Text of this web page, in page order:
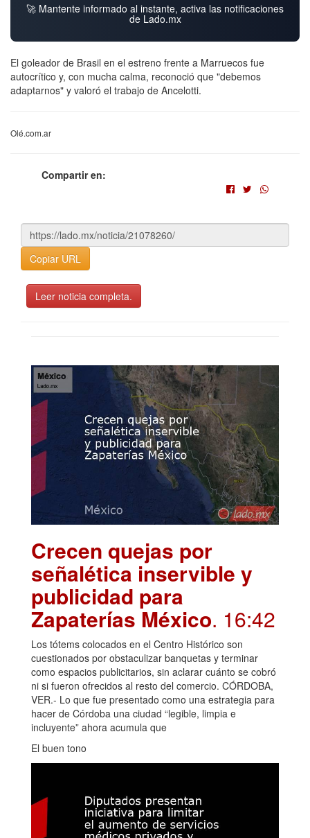
🚀 Mantente informado al instante, activa las notificaciones
de Lado.mx
El goleador de Brasil en el estreno frente a Marruecos fue
autocrítico y, con mucha calma, reconoció que "debemos
adaptarnos" y valoró el trabajo de Ancelotti.
Olé.com.ar
Compartir en:
Copiar URL
Leer noticia completa.
Crecen quejas por
señalética inservible y
publicidad para
Zapaterías México. 16:42
Los tótems colocados en el Centro Histórico son
cuestionados por obstaculizar banquetas y terminar
como espacios publicitarios, sin aclarar cuánto se cobró
ni si fueron ofrecidos al resto del comercio. CÓRDOBA,
VER.- Lo que fue presentado como una estrategia para
hacer de Córdoba una ciudad “legible, limpia e
incluyente” ahora acumula que
El buen tono